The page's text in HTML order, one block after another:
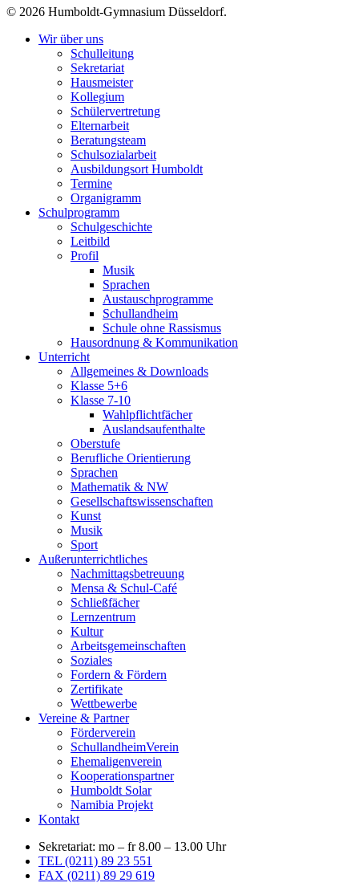
© 2026 Humboldt-Gymnasium Düsseldorf.
Wir über uns
Schulleitung
Sekretariat
Hausmeister
Kollegium
Schülervertretung
Elternarbeit
Beratungsteam
Schulsozialarbeit
Ausbildungsort Humboldt
Termine
Organigramm
Schulprogramm
Schulgeschichte
Leitbild
Profil
Musik
Sprachen
Austauschprogramme
Schullandheim
Schule ohne Rassismus
Hausordnung & Kommunikation
Unterricht
Allgemeines & Downloads
Klasse 5+6
Klasse 7-10
Wahlpflichtfächer
Auslandsaufenthalte
Oberstufe
Berufliche Orientierung
Sprachen
Mathematik & NW
Gesellschaftswissenschaften
Kunst
Musik
Sport
Außerunterrichtliches
Nachmittagsbetreuung
Mensa & Schul-Café
Schließfächer
Lernzentrum
Kultur
Arbeitsgemeinschaften
Soziales
Fordern & Fördern
Zertifikate
Wettbewerbe
Vereine & Partner
Förderverein
SchullandheimVerein
Ehemaligenverein
Kooperationspartner
Humboldt Solar
Namibia Projekt
Kontakt
Sekretariat: mo – fr 8.00 – 13.00 Uhr
TEL (0211) 89 23 551
FAX (0211) 89 29 619